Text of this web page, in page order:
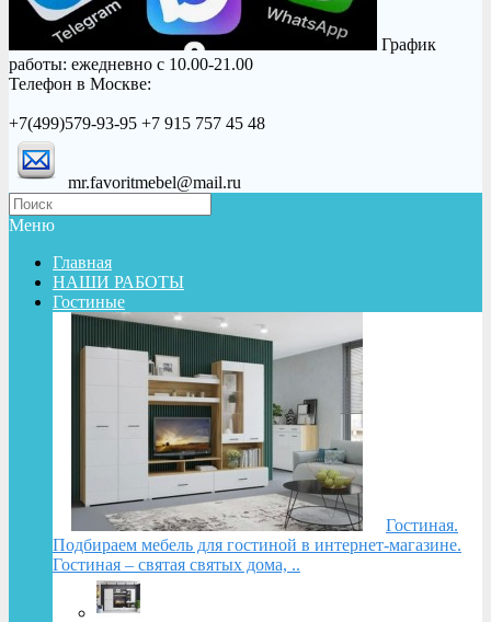
График
работы: ежедневно с 10.00-21.00
Телефон в Москве:
+7(499)579-93-95 +7 915 757 45 48
mr.favoritmebel@mail.ru
Меню
Главная
НАШИ РАБОТЫ
Гостиные
Гостиная.
Подбираем мебель для гостиной в интернет-магазине.
Гостиная – святая святых дома, ..